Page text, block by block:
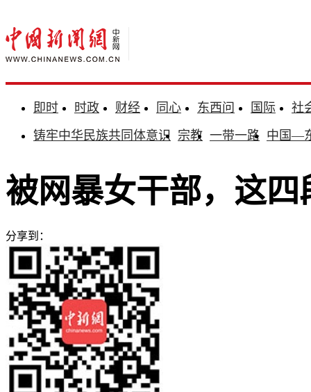
即时 时政 财经 同心 东西问 国际
社
铸牢中华民族共同体意识 宗教 一带一路 中国—
被网暴女干部，这
分享到：